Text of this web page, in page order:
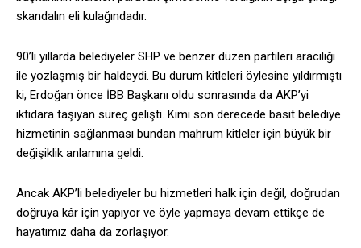
skandalın eli kulağındadır.
90’lı yıllarda belediyeler SHP ve benzer düzen partileri aracılığı
ile yozlaşmış bir haldeydi. Bu durum kitleleri öylesine yıldırmıştı
ki, Erdoğan önce İBB Başkanı oldu sonrasında da AKP’yi
iktidara taşıyan süreç gelişti. Kimi son derecede basit belediye
hizmetinin sağlanması bundan mahrum kitleler için büyük bir
değişiklik anlamına geldi.
Ancak AKP’li belediyeler bu hizmetleri halk için değil, doğrudan
doğruya kâr için yapıyor ve öyle yapmaya devam ettikçe de
hayatımız daha da zorlaşıyor.